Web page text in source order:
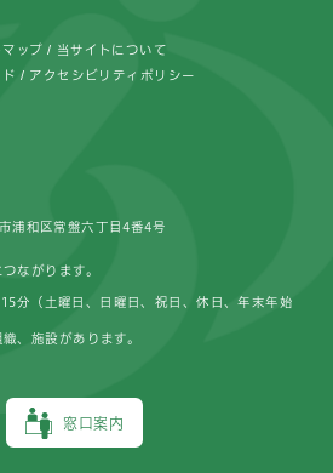
ップ 当サイトについて
アクセシビリティポリシー
浦和区常盤六丁目4番4号
ながります。
窓口案内
分（土曜日、日曜日、祝日、休日、年末年始
、施設があります。